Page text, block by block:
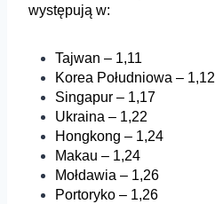
występują w:
Tajwan – 1,11
Korea Południowa – 1,12
Singapur – 1,17
Ukraina – 1,22
Hongkong – 1,24
Makau – 1,24
Mołdawia – 1,26
Portoryko – 1,26